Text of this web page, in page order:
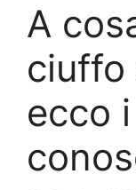
A
ciuffo
ecco